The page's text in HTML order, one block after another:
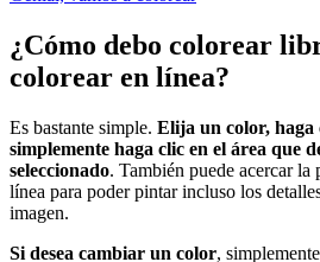
¿Cómo debo colorear
colorear en línea?
Es bastante simple. Elija un color, haga
simplemente haga clic en el área que
seleccionado. También puede acercar la
línea para poder pintar incluso los
imagen.
Si desea cambiar un color,